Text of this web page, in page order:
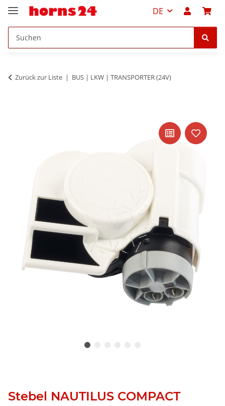
DE
Zurück zur Liste BUS | LKW | TRANSPORTER (24V)
Stebel NAUTILUS COMPACT